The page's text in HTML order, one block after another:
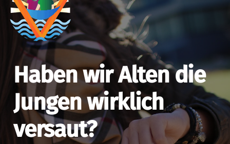
Haben wir Alten die
Jungen wirklich
versaut?